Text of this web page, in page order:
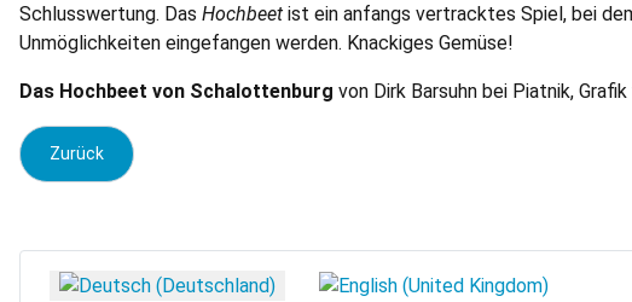
Schlusswertung. Das Hochbeet ist ein anfangs vertracktes Spiel, bei
Unmöglichkeiten eingefangen werden. Knackiges Gemüse!
Das Hochbeet von Schalottenburg von Dirk Barsuhn bei Piatnik,
Vorheriger Beitrag: Rezi: Fischen
Zurück
Sprache auswählen